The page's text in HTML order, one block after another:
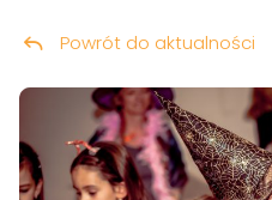
Przeskocz do treści
Powrót do aktualności